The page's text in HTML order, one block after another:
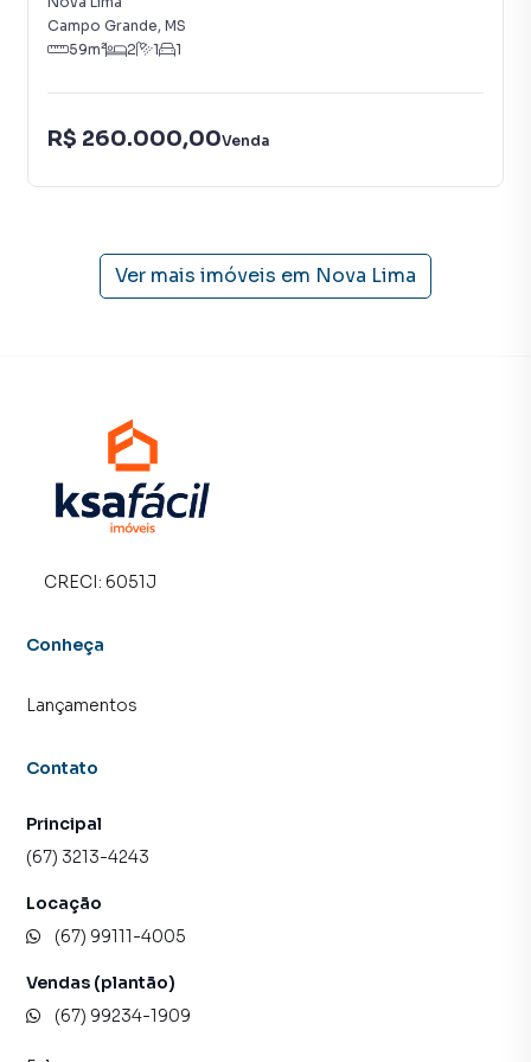
central de atendimento preparada para atender
proprietários e inquilinos.
Campo Grande, MS
59m² 2 1 1
R$ 260.000,00Venda
Ver mais imóveis em Nova Lima
CRECI: 6051J
Conheça
Lançamentos
Contato
Principal
(67) 3213-4243
Locação
(67) 99111-4005
Vendas (plantão)
(67) 99234-1909